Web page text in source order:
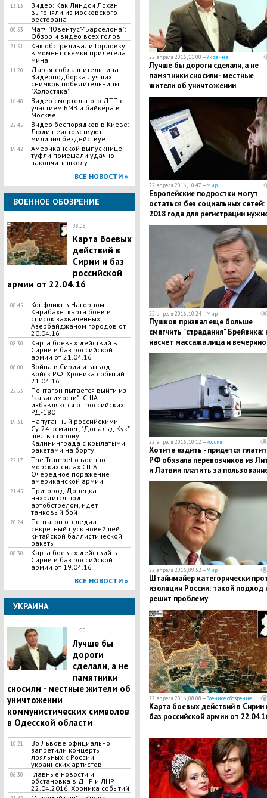
13:13
Видео: Как Линдси Лохан
выгоняли из московского
ресторана
00:53
Матч "Ювентус"-"Барселона":
Обзор и видео всех голов
21:51
Как обстреливали Горловку:
в момент съёмки прилетела
мина
11:20
Дарья-соблазнительница:
Видеоподборка лучших
снимков победительницы
"Холостяка"
16:48
Видео смертельного ДТП с
участием БМВ и байкера в
Москве
22:45
Видео беспорядков в Киеве:
Люди неистовствуют,
милиция бездействует
19:42
Американской выпускнице
туфли помешали удачно
закончить школу
ВСЕ НОВОСТИ »
ВОЕННОЕ ОБОЗРЕНИЕ
08:08
Карта боевых
действий в
Сирии и баз
российской
армии от 22.04.16
08:45
Конфликт в Нагорном
Карабахе: карта боев и
список захваченных
Азербайджаном городов от
20.04.16
08:30
Карта боевых действий в
Сирии и баз российской
армии от 21.04.16
08:00
Война в Сирии и вывод
войск РФ. Хроника событий
21.04.16
22:53
Пентагон пытается выйти из
"зависимости": США
избавляются от российских
РД-180
19:31
Напуганный российскими
Су-24 эсминец "Дональд Кук"
шел в сторону
Калининграда с крылатыми
ракетами на борту
22:17
The Trumpet о военно-
морских силах США:
Очередное поражение
американской армии
21:45
Пригород Донецка
находится под
артобстрелом, идет
танковый бой
20:24
Пентагон отследил
секретный пуск новейшей
китайской баллистической
ракеты
08:30
Карта боевых действий в
Сирии и баз российской
армии от 19.04.16
ВСЕ НОВОСТИ »
УКРАИНА
11:00
Лучше бы
дороги
сделали, а не
памятники
сносили - местные жители об
уничтожении
коммунистических символов
в Одесской области
10:21
Во Львове официально
запретили концерты
лояльных к России
украинских артистов
06:30
Главные новости и
обстановка в ДНР и ЛНР
22.04.2016. Хроника событий
22 апреля 2016, 11:00 —Украина
Лучше бы дороги сделали, а не
памятники сносили - местные
жители об уничтожении
коммунистических символов в
22 апреля 2016, 10:47 —Мир
Европейские подростки могут
остаться без социальных сетей:
2018 года для регистрации
будет согласие родителей
22 апреля 2016, 10:24 —Мир
Пушков призвал еще больше
смягчить "страдания" Брейвика:
насчет массажа лица и
по субботам?
22 апреля 2016, 10:12 —Россия
Хотите ездить - придется
РФ обязала перевозчиков из
и Латвии платить за
российскими дорогами 850
22 апреля 2016, 09:52 —Мир
Штайнмайер категорически
изоляции России: такой подход
решит проблему
22 апреля 2016, 08:08 —Военное обозрение
Карта боевых действий в Сирии
баз российской армии от